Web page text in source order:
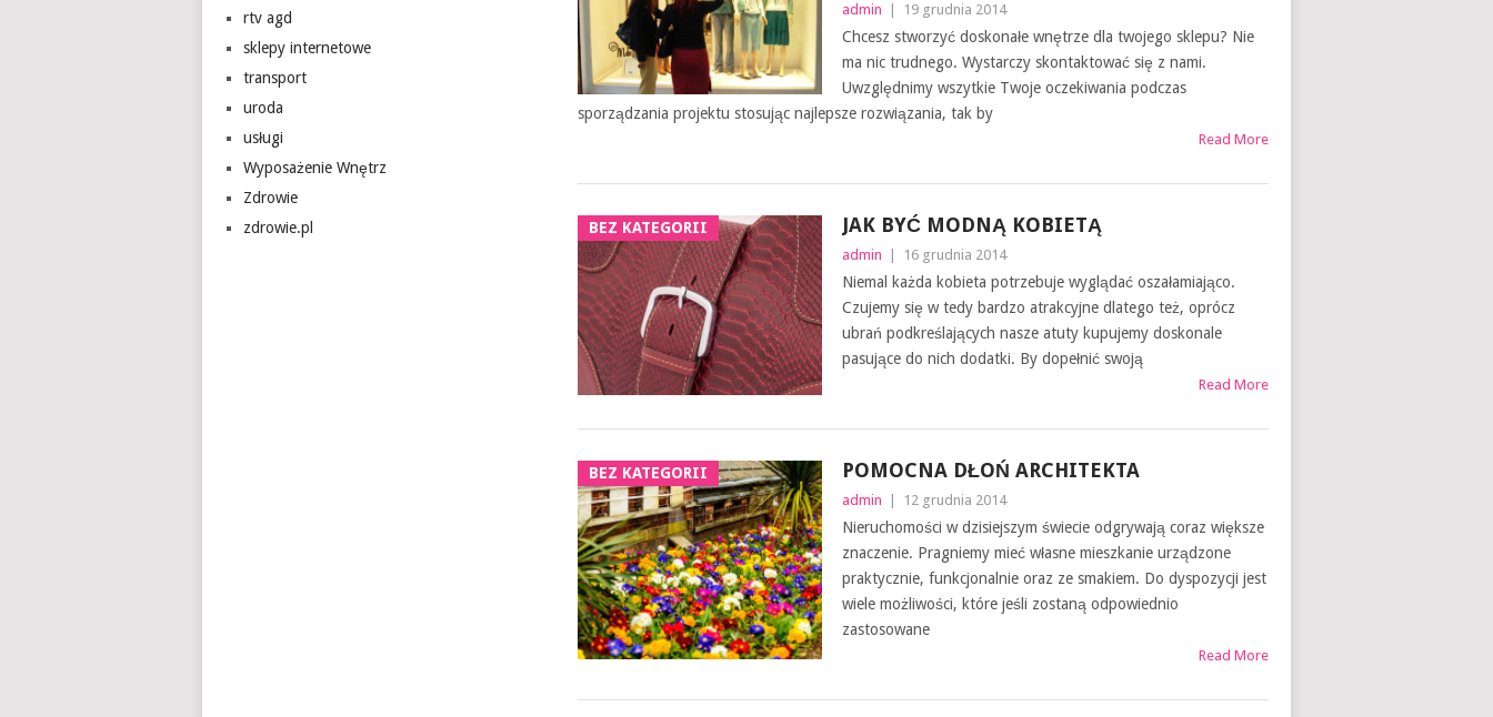
admin 19 grudnia 2014
Chcesz stworzyć doskonałe wnętrze dla twojego sklepu? Nie
ma nic trudnego. Wystarczy skontaktować się z nami.
Uwzględnimy wszytkie Twoje oczekiwania podczas
sporządzania projektu stosując najlepsze rozwiązania, tak by
Read More
BEZ KATEGORII JAK BYĆ MODNĄ KOBIETĄ
admin 16 grudnia 2014
Niemal każda kobieta potrzebuje wyglądać oszałamiająco.
Czujemy się w tedy bardzo atrakcyjne dlatego też, oprócz
ubrań podkreślających nasze atuty kupujemy doskonale
pasujące do nich dodatki. By dopełnić swoją
Read More
BEZ KATEGORII POMOCNA DŁOŃ ARCHITEKTA
admin 12 grudnia 2014
Nieruchomości w dzisiejszym świecie odgrywają coraz większe
znaczenie. Pragniemy mieć własne mieszkanie urządzone
praktycznie, funkcjonalnie oraz ze smakiem. Do dyspozycji jest
wiele możliwości, które jeśli zostaną odpowiednio
zastosowane
Read More
rtv agd
sklepy internetowe
transport
uroda
usługi
Wyposażenie Wnętrz
Zdrowie
zdrowie.pl